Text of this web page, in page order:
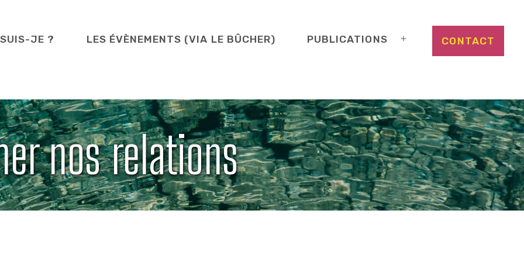
JE ? LES ÉVÈNEMENTS (VIA LE BÛCHER) PUBLICATIONS
Ouvrir
CONTACT
nos relations